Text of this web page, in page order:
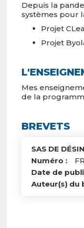
Depuis la
systèmes pour
Projet
Projet
Mes
de la
BREVETS
Titre
SAS DE
Numéro
Date de
Auteur(s) du